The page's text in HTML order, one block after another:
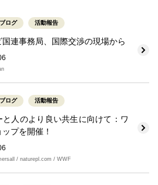
ログ 活動報告
連事務局、国際交渉の現場から
ログ 活動報告
と人のより良い共生に向けて：ワ
プを開催！
/ naturepl.com / WWF